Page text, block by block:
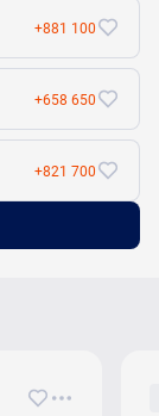
+881 100
+658 650
+821 700